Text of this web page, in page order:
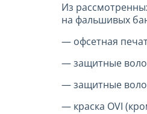
Из
на фальшивых
— офсетная
— защитные
— защитные
— краска OVI